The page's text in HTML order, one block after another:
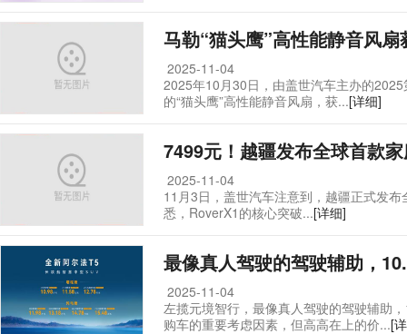
马勒“猫头鹰”高性能静音风扇
2025-11-04
2025年10月30日，由盖世汽车主办的
的“猫头鹰”高性能静音风扇，获...[详细]
7499元！越疆发布全球首款
2025-11-04
11月3日，盖世汽车注意到，越疆正式发
悉，RoverX1的核心突破...[详细]
最像真人驾驶的驾驶辅助，
2025-11-04
左揽元境智行，最像真人驾驶的驾驶辅助
购车的重要考虑因素，但高高在上的价...[